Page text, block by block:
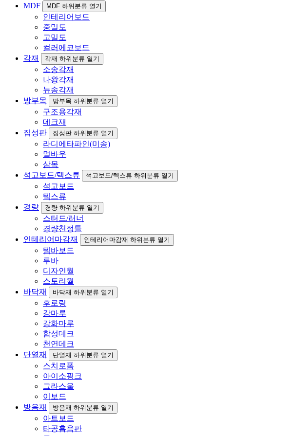
MDF
MDF 하위분류 열기
인테리어보드
중밀도
고밀도
컬러에코보드
각재
각재 하위분류 열기
소송각재
나왕각재
뉴송각재
방부목
방부목 하위분류 열기
구조용각재
데크재
집성판
집성판 하위분류 열기
라디에타파인(미송)
멀바우
삼목
석고보드/텍스류
석고보드/텍스류 하위분류 열기
석고보드
텍스류
경량
경량 하위분류 열기
스터드/러너
경량천정틀
인테리어마감재
인테리어마감재 하위분류 열기
템바보드
루바
디자인월
스토리월
바닥재
바닥재 하위분류 열기
후로링
강마루
강화마루
합성데크
천연데크
단열재
단열재 하위분류 열기
스치로폼
아이소핑크
그라스울
이보드
방음재
방음재 하위분류 열기
아트보드
타공흡음판